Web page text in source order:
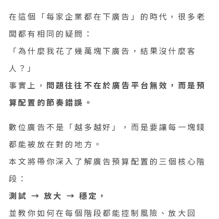
在這個「每家企業都在下廣告」的時代，很多老
闆都有相同的疑問：
「為什麼我花了幾萬塊下廣告，結果沒什麼客
人？」
事實上， 問題往往不在於廣告平台無效，而是預
算配置的節奏錯誤。
數位廣告不是「越多越好」，而是要讓每一塊錢
都能被放在對的地方。
本文將帶你深入了解廣告預算配置的三個核心階
段：
測試 → 放大 → 穩定，
並教你如何在每個階段都能控制風險、放大回